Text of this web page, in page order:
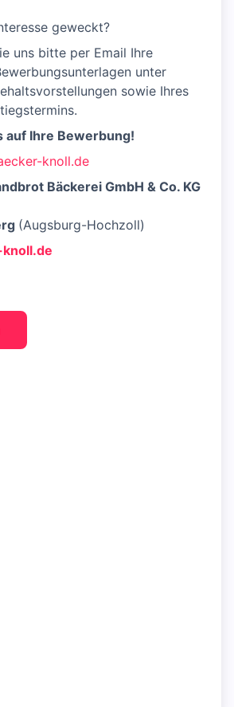
geweckt?
uns bitte per Email Ihre
unter
sowie Ihres
auf Ihre Bewerbung!
knoll.de
Bäckerei GmbH & Co. KG
(Augsburg-Hochzoll)